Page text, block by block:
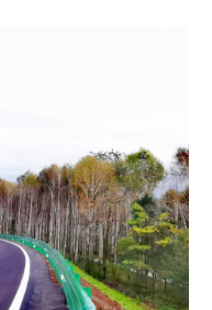
宁夏
黑龙江